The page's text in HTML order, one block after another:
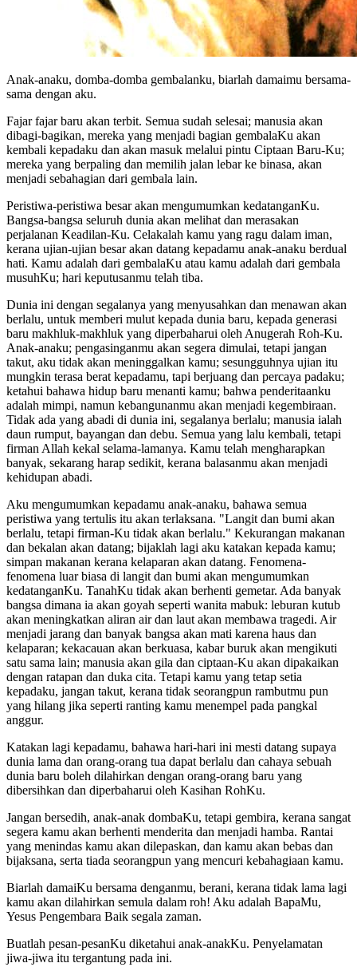
Anak-anaku, domba-domba gembalanku, biarlah damaimu bersama-
sama dengan aku.
Fajar fajar baru akan terbit. Semua sudah selesai; manusia akan
dibagi-bagikan, mereka yang menjadi bagian gembalaKu akan
kembali kepadaku dan akan masuk melalui pintu Ciptaan Baru-Ku;
mereka yang berpaling dan memilih jalan lebar ke binasa, akan
menjadi sebahagian dari gembala lain.
Peristiwa-peristiwa besar akan mengumumkan kedatanganKu.
Bangsa-bangsa seluruh dunia akan melihat dan merasakan
perjalanan Keadilan-Ku. Celakalah kamu yang ragu dalam iman,
kerana ujian-ujian besar akan datang kepadamu anak-anaku berdual
hati. Kamu adalah dari gembalaKu atau kamu adalah dari gembala
musuhKu; hari keputusanmu telah tiba.
Dunia ini dengan segalanya yang menyusahkan dan menawan akan
berlalu, untuk memberi mulut kepada dunia baru, kepada generasi
baru makhluk-makhluk yang diperbaharui oleh Anugerah Roh-Ku.
Anak-anaku; pengasinganmu akan segera dimulai, tetapi jangan
takut, aku tidak akan meninggalkan kamu; sesungguhnya ujian itu
mungkin terasa berat kepadamu, tapi berjuang dan percaya padaku;
ketahui bahawa hidup baru menanti kamu; bahwa penderitaanku
adalah mimpi, namun kebangunanmu akan menjadi kegembiraan.
Tidak ada yang abadi di dunia ini, segalanya berlalu; manusia ialah
daun rumput, bayangan dan debu. Semua yang lalu kembali, tetapi
firman Allah kekal selama-lamanya. Kamu telah mengharapkan
banyak, sekarang harap sedikit, kerana balasanmu akan menjadi
kehidupan abadi.
Aku mengumumkan kepadamu anak-anaku, bahawa semua
peristiwa yang tertulis itu akan terlaksana. "Langit dan bumi akan
berlalu, tetapi firman-Ku tidak akan berlalu." Kekurangan makanan
dan bekalan akan datang; bijaklah lagi aku katakan kepada kamu;
simpan makanan kerana kelaparan akan datang. Fenomena-
fenomena luar biasa di langit dan bumi akan mengumumkan
kedatanganKu. TanahKu tidak akan berhenti gemetar. Ada banyak
bangsa dimana ia akan goyah seperti wanita mabuk: leburan kutub
akan meningkatkan aliran air dan laut akan membawa tragedi. Air
menjadi jarang dan banyak bangsa akan mati karena haus dan
kelaparan; kekacauan akan berkuasa, kabar buruk akan mengikuti
satu sama lain; manusia akan gila dan ciptaan-Ku akan dipakaikan
dengan ratapan dan duka cita. Tetapi kamu yang tetap setia
kepadaku, jangan takut, kerana tidak seorangpun rambutmu pun
yang hilang jika seperti ranting kamu menempel pada pangkal
anggur.
Katakan lagi kepadamu, bahawa hari-hari ini mesti datang supaya
dunia lama dan orang-orang tua dapat berlalu dan cahaya sebuah
dunia baru boleh dilahirkan dengan orang-orang baru yang
dibersihkan dan diperbaharui oleh Kasihan RohKu.
Jangan bersedih, anak-anak dombaKu, tetapi gembira, kerana sangat
segera kamu akan berhenti menderita dan menjadi hamba. Rantai
yang menindas kamu akan dilepaskan, dan kamu akan bebas dan
bijaksana, serta tiada seorangpun yang mencuri kebahagiaan kamu.
Biarlah damaiKu bersama denganmu, berani, kerana tidak lama lagi
kamu akan dilahirkan semula dalam roh! Aku adalah BapaMu,
Yesus Pengembara Baik segala zaman.
Buatlah pesan-pesanKu diketahui anak-anakKu. Penyelamatan
jiwa-jiwa itu tergantung pada ini.